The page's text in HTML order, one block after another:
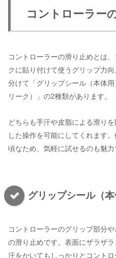
コントローラー
コントローラーの滑り止めとは
クに貼り付けて使うグリップ力
分けて「グリップシール（本体
リーク）」の2種類があります。
どちらも手汗や皮脂による滑り
した操作を可能にしてくれます
頃なため、気軽に試せるのも魅力
グリップシール（本
コントローラーのグリップ部分
の滑り止めです。表面にザラザ
汗をかいてもしっかりとコントロ